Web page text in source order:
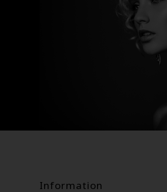
Information